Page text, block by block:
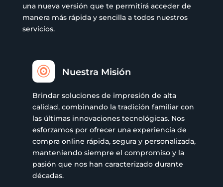
una nueva versión que te permitirá acceder de
manera más rápida y sencilla a todos nuestros
servicios.
 Nuestra Misión
Brindar soluciones de impresión de alta
calidad, combinando la tradición familiar con
las últimas innovaciones tecnológicas. Nos
esforzamos por ofrecer una experiencia de
compra online rápida, segura y personalizada,
manteniendo siempre el compromiso y la
pasión que nos han caracterizado durante
décadas.